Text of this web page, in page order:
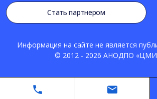
Стать партнером
Информация на сайте не является
© 2012 - 2026 АНОДПО